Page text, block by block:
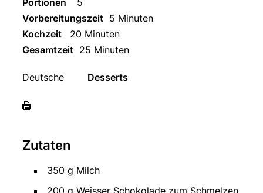
Portionen
5
Vorbereitungszeit 5 Minuten
Kochzeit
20 Minuten
Gesamtzeit 25 Minuten
Deutsche Desserts
Zutaten
350 g Milch